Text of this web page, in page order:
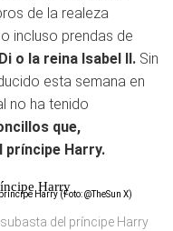
de la realeza
incluso prendas de
o la reina Isabel II. Sin
esta semana en
no ha tenido
que,
príncipe Harry.
Harry
del príncipe Harry